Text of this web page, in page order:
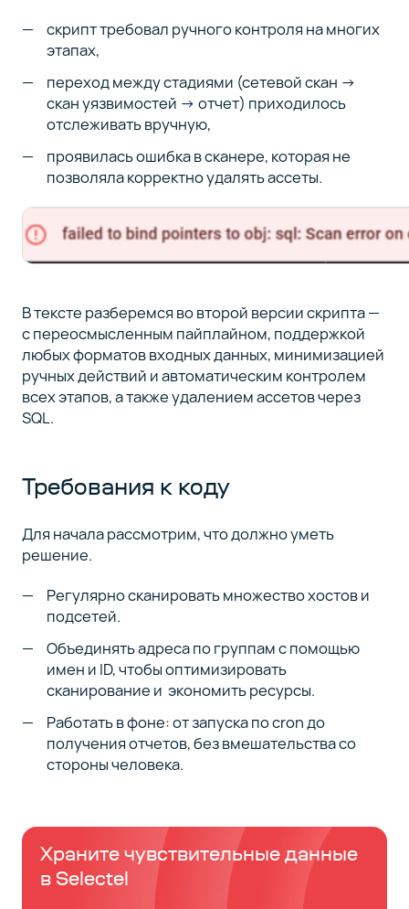
скрипт требовал ручного контроля на многих
этапах,
переход между стадиями (сетевой скан →
скан уязвимостей → отчет) приходилось
отслеживать вручную,
проявилась ошибка в сканере, которая не
позволяла корректно удалять ассеты.
В тексте разберемся во второй версии скрипта —
с переосмысленным пайплайном, поддержкой
любых форматов входных данных, минимизацией
ручных действий и автоматическим контролем
всех этапов, а также удалением ассетов через
SQL.
Требования к коду
Для начала рассмотрим, что должно уметь
решение.
Регулярно сканировать множество хостов и
подсетей.
Объединять адреса по группам с помощью
имен и ID, чтобы оптимизировать
сканирование и экономить ресурсы.
Работать в фоне: от запуска по cron до
получения отчетов, без вмешательства со
стороны человека.
Храните чувствительные данные
в Selectel